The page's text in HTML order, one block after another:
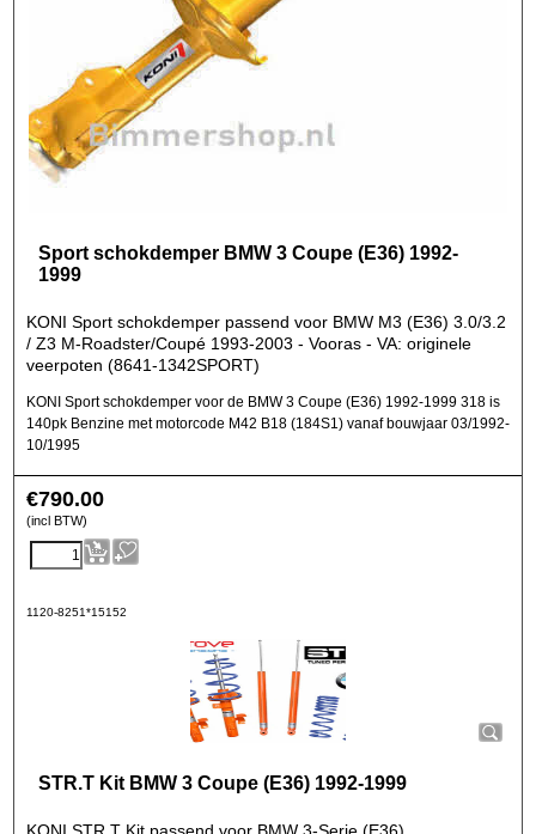
Sport schokdemper BMW 3 Coupe (E36) 1992-
1999
KONI Sport schokdemper passend voor BMW M3 (E36) 3.0/3.2
/ Z3 M-Roadster/Coupé 1993-2003 - Vooras - VA: originele
veerpoten (8641-1342SPORT)
KONI Sport schokdemper voor de BMW 3 Coupe (E36) 1992-1999 318 is
140pk Benzine met motorcode M42 B18 (184S1) vanaf bouwjaar 03/1992-
10/1995
€790.00
(incl BTW)
1120-8251*15152
STR.T Kit BMW 3 Coupe (E36) 1992-1999